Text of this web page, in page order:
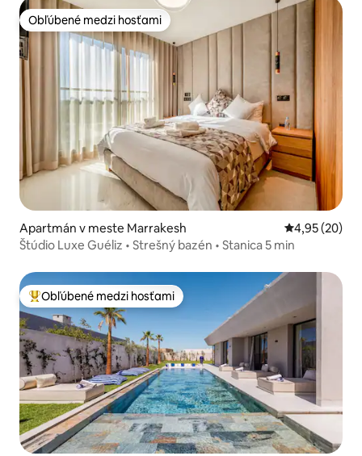
Obľúbené medzi hosťami
Obľúbené medzi hosťami
Apartmán v meste Marrakesh Priemerné
4,95 (20)
Štúdio Luxe Guéliz • Strešný bazén • Stanica 5 min
Najobľúbenejšie medzi hosťami
Obľúbené medzi hosťami